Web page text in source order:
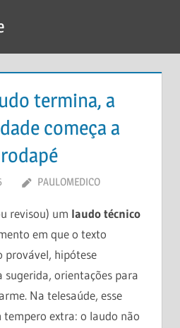
termina, a
começa a
PAULOMEDICO
revisou) um laudo técnico
em que o texto
provável, hipótese
sugerida, orientações para
Na telesaúde, esse
extra: o laudo não